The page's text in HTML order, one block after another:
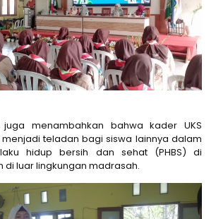
menambahkan bahwa kader UKS
teladan bagi siswa lainnya dalam
hidup bersih dan sehat (PHBS) di
di luar lingkungan madrasah.